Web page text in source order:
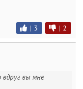
| 3 | 2
вдруг вы мне